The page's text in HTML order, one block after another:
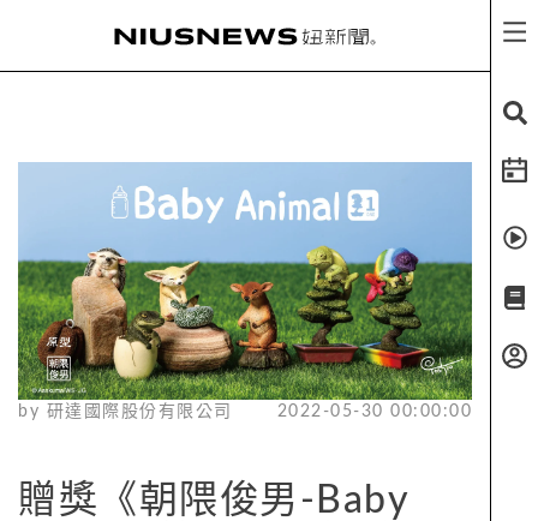
by 研達國際股份有限公司 2022-05-30 00:00:00
贈獎《朝隈俊男-Baby